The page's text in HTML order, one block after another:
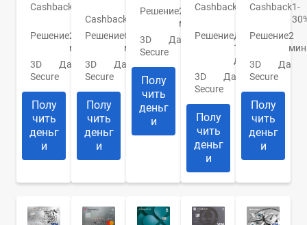
Cashback
30%
Решение2
мин.
3D
Secure
Да
Полу
чить
деньг
и
Cashback
РешениеОт 2
мин.
3D
Secure
Да
Полу
чить
деньг
и
Решение2
мин.
3D
Secure
Да
Полу
чить
деньг
и
Cashback
До
РешениеДо
1
дня
3D
Secure
Да
Полу
чить
деньг
и
Cashback1-
Решение2
3D
Secure
Да
Полу
чить
деньг
и